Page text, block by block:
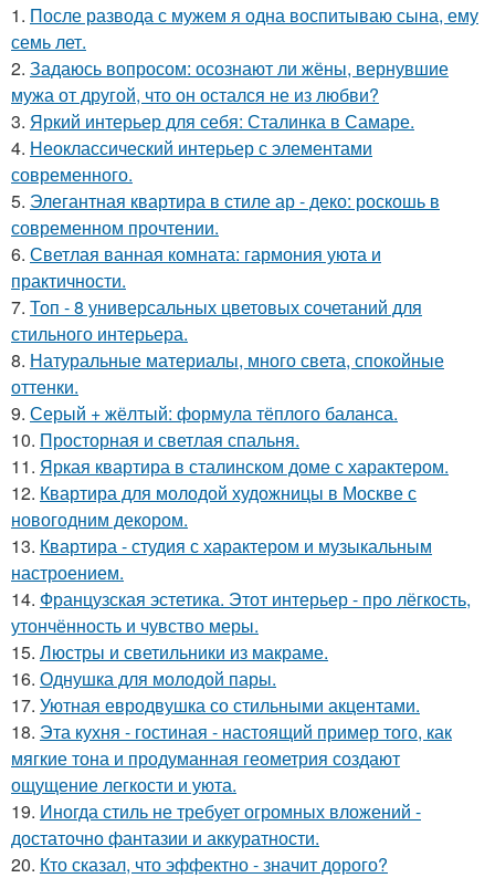
1. После развода с мужем я одна воспитываю сына, ему
семь лет.
2. Задаюсь вопросом: осознают ли жёны, вернувшие
мужа от другой, что он остался не из любви?
3. Яркий интерьер для себя: Сталинка в Самаре.
4. Неоклассический интерьер с элементами
современного.
5. Элегантная квартира в стиле ар - деко: роскошь в
современном прочтении.
6. Светлая ванная комната: гармония уюта и
практичности.
7. Топ - 8 универсальных цветовых сочетаний для
стильного интерьера.
8. Натуральные материалы, много света, спокойные
оттенки.
9. Серый + жёлтый: формула тёплого баланса.
10. Просторная и светлая спальня.
11. Яркая квартира в сталинском доме с характером.
12. Квартира для молодой художницы в Москве с
новогодним декором.
13. Квартира - студия с характером и музыкальным
настроением.
14. Французская эстетика. Этот интерьер - про лёгкость,
утончённость и чувство меры.
15. Люстры и светильники из макраме.
16. Однушка для молодой пары.
17. Уютная евродвушка со стильными акцентами.
18. Эта кухня - гостиная - настоящий пример того, как
мягкие тона и продуманная геометрия создают
ощущение легкости и уюта.
19. Иногда стиль не требует огромных вложений -
достаточно фантазии и аккуратности.
20. Кто сказал, что эффектно - значит дорого?